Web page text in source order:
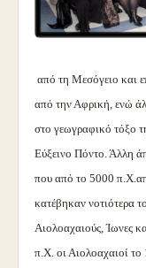
από τη Μεσόγειο και
από την Αφρική, ενώ
στο γεωγραφικό τόξο
Εύξεινο Πόντο. Άλλη
που από το 5000
κατέβηκαν νοτιότερα
Αιολοαχαιούς, Ίωνες
π.Χ. οι Αιολοαχαιοί